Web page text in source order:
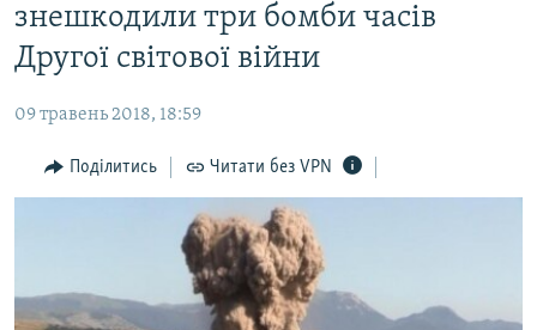
матеріалу
Перейти
до
основної
навігації
Перейти
до
ВІДЕО ТА ФОТО
БЛОГИ
ПОГЛЯД
СПЕЦПРОЕКТИ
знешкодили три бомби часів
Другої світової війни
09 травень 2018, 18:59
Поділитись Читати без VPN